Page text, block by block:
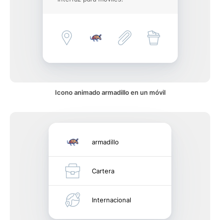
Icono animado armadillo en un móvil
armadillo
Cartera
Internacional